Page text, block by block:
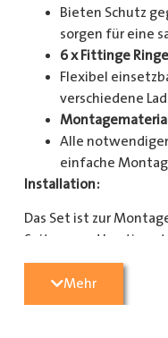
Bieten Schutz
sorgen für eine
6 x Fittinge
Flexibel
verschiedene
Alle
einfache
Installation:
Das Set ist zur
Seitenwand bestimmt.
Mit diesem
Mehr